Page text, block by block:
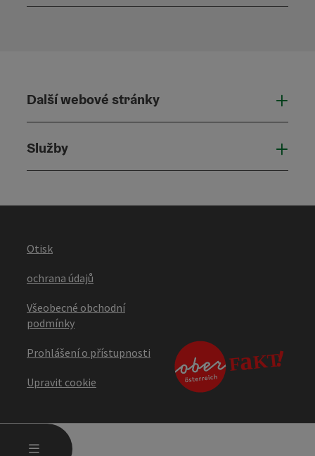
MENU
Další webové stránky
Služby
Otisk
ochrana údajů
Všeobecné obchodní
podmínky
Prohlášení o přístupnosti
Upravit cookie